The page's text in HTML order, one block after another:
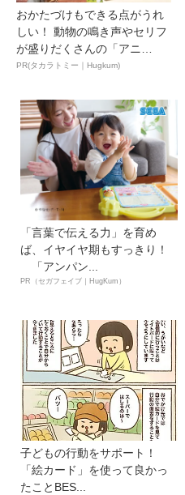
おかたづけもできる点がうれ
しい！ 動物の鳴き声やセリフ
が盛りだくさんの「アニ
ア ...
PR(タカラトミー｜Hugkum)
「言葉で伝える力」を育め
ば、イヤイヤ期もすっきり！
「アンパン...
PR（セガフェイブ｜HugKum）
子どもの行動をサポート！
「絵カード」を使って良かっ
たことBES...